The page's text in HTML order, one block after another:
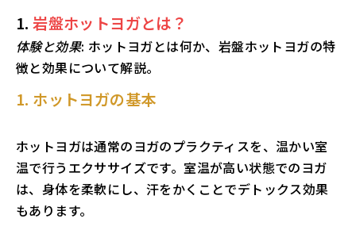
1.岩盤ホットヨガとは？
体験と効果: ホットヨガとは何か、岩盤ホットヨガの特
徴と効果について解説。
1. ホットヨガの基本
ホットヨガは通常のヨガのプラクティスを、温かい室
温で行うエクササイズです。室温が高い状態でのヨガ
は、身体を柔軟にし、汗をかくことでデトックス効果
もあります。